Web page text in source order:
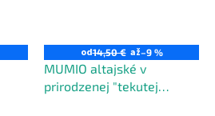
od14,50 € až–9 %
MUMIO altajské v
prirodzenej "tekutej